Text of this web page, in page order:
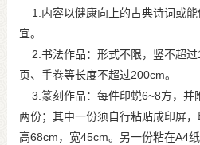
1.内容以健康向上的古典诗词或能
宜。
2.书法作品：形式不限，竖不超
页、手卷等长度不超过200cm。
3.篆刻作品：每件印蜕6~8方，并
两份；其中一份须自行粘贴成印屏
高68cm，宽45cm。另一份粘在A4